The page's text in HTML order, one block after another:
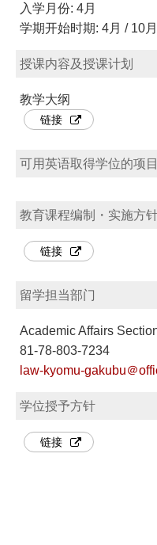
入学月份: 4月
学期开始时期: 4月 / 10月
授课内容及授课计划
教学大纲
链接
可用英语取得学位的项目
教育课程编制・实施方
链接
留学担当部门
Academic Affairs
81-78-803-7234
law-kyomu-gakubu＠
学位授予方针
链接